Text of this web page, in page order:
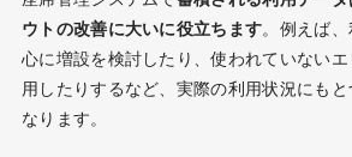
ウトの改善に大いに役立ちます。例えば
心に増設を検討したり、使われていない
用したりするなど、実際の利用状況にも
なります。